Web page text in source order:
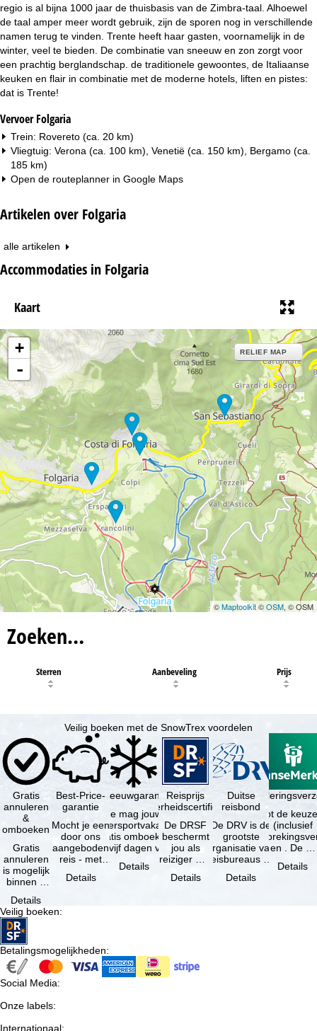
regio is al bijna 1000 jaar de thuisbasis van de Zimbra-taal. Alhoewel
de taal amper meer wordt gebruik, zijn de sporen nog in verschillende
namen terug te vinden. Trente heeft haar gasten, voornamelijk in de
winter, veel te bieden. De combinatie van sneeuw en zon zorgt voor
een prachtig berglandschap. de traditionele gewoontes, de Italiaanse
keuken en flair in combinatie met de moderne hotels, liften en pistes:
dat is Trente!
Vervoer Folgaria
Trein: Rovereto (ca. 20 km)
Vliegtuig: Verona (ca. 100 km), Venetië (ca. 150 km), Bergamo (ca.
185 km)
Open de routeplanner in Google Maps
Artikelen over Folgaria
alle artikelen
Accommodaties in Folgaria
Kaart
+
-
RELIEF MAP
©Maptoolkit©OSM, © OSM
Zoeken…
Sterren Aanbeveling Prijs
Veilig boeken met de SnowTrex voordelen
Gratis
annuleren
&
omboeken
Gratis
annuleren
is mogelijk
binnen 5
de
boeking,
als jouw
vakantie …
Details
Best-Price-
garantie
Mocht je een
door ons
aangeboden
reis - met
beschikbaarheid
Details
Sneeuwgarantie
Je mag jouw
wintersportvakantie
gratis omboeken
als vijf dagen voor
Details
Reisprijs
zekerheidscertificaat
De DRSF
beschermt
jou als
reiziger met
pakketreis
Details
Duitse
reisbond
De DRV is de
grootste
organisatie van
reisbureaus en
in Duitsland. …
Details
Je hebt de
(inclusief
en . De …
Details
Veilig boeken:
Betalingsmogelijkheden:
Social Media:
Onze labels:
Internationaal: